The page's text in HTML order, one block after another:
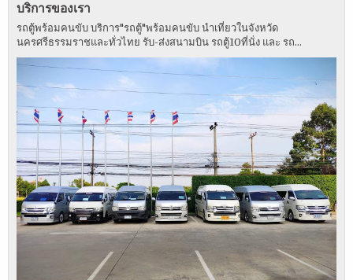
บริการของเรา
รถตู้พร้อมคนขับ บริการ"รถตู้"พร้อมคนขับ นำเที่ยวในจังหวัด
นครศรีธรรมราชและทั่วไทย รับ-ส่งสนามบิน รถตู้10ที่นั่ง และ รถ...